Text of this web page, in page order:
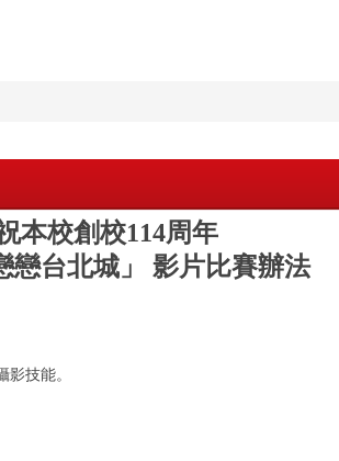
本校創校114周年
戀台北城」 影片比賽辦法
技能。